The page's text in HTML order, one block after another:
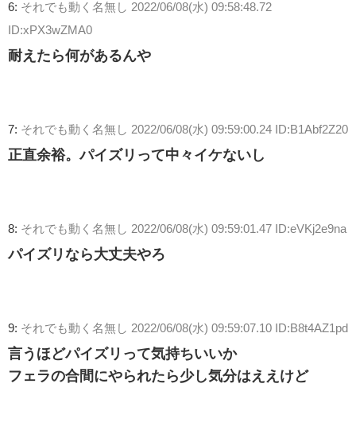
6: それでも動く名無し 2022/06/08(水) 09:58:48.72
ID:xPX3wZMA0
耐えたら何があるんや
7: それでも動く名無し 2022/06/08(水) 09:59:00.24 ID:B1Abf2Z20
正直余裕。パイズリって中々イケないし
8: それでも動く名無し 2022/06/08(水) 09:59:01.47 ID:eVKj2e9na
パイズリなら大丈夫やろ
9: それでも動く名無し 2022/06/08(水) 09:59:07.10 ID:B8t4AZ1pd
言うほどパイズリって気持ちいいか
フェラの合間にやられたら少し気分はええけど